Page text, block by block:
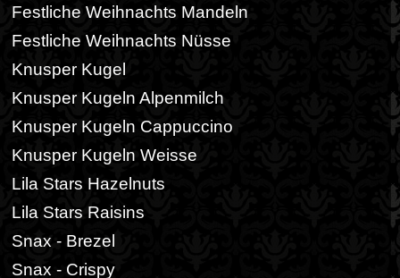
Festliche Weihnachts Mandeln
Festliche Weihnachts Nüsse
Knusper Kugel
Knusper Kugeln Alpenmilch
Knusper Kugeln Cappuccino
Knusper Kugeln Weisse
Lila Stars Hazelnuts
Lila Stars Raisins
Snax - Brezel
Snax - Crispy